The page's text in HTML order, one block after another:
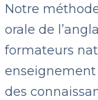
Notre
orale de
formateurs
des